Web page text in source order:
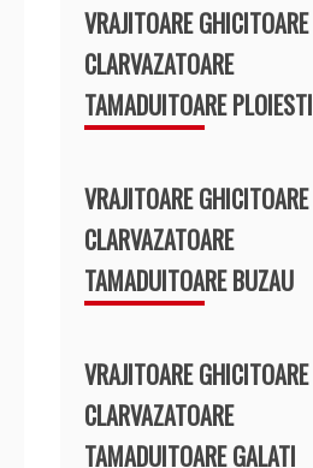
VRAJITOARE GHICITOARE
CLARVAZATOARE
TAMADUITOARE PLOIESTI
VRAJITOARE GHICITOARE
CLARVAZATOARE
TAMADUITOARE BUZAU
VRAJITOARE GHICITOARE
CLARVAZATOARE
TAMADUITOARE GALATI